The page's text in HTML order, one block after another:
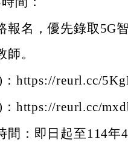
報名，優先錄取5G
。
https://reurl.cc/
https://reurl.cc/
間：即日起至114年